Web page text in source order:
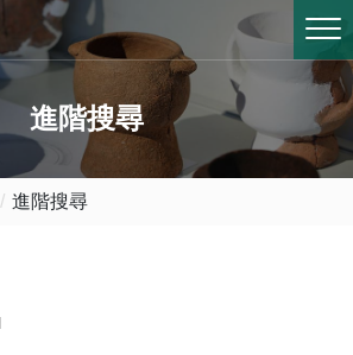
進階搜尋
進階搜尋